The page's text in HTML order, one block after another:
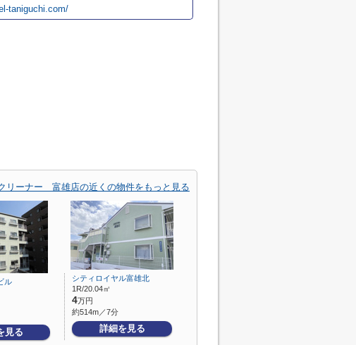
taniguchi.com/
リーナー 富雄店の近くの物件をもっと見る
ル
見る
シティロイヤル富雄北
1R/20.04㎡
4万円
約514m／7分
詳細を見る